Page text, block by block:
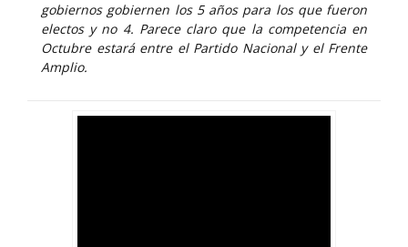
gobiernos gobiernen los 5 años para los que fueron
electos y no 4. Parece claro que la competencia en
Octubre estará entre el Partido Nacional y el Frente
Amplio.